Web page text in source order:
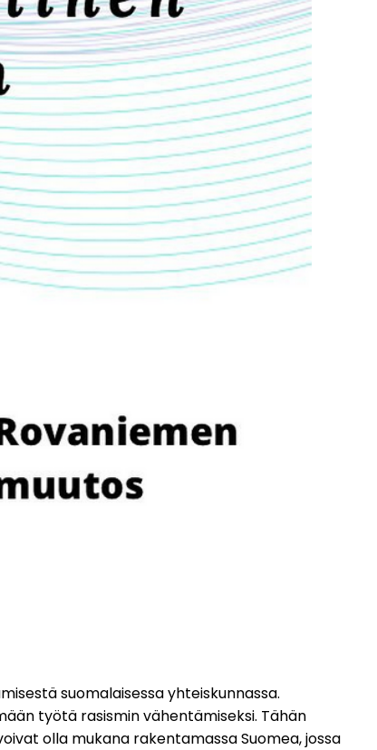
suomalaisessa yhteiskunnassa.
työtä rasismin vähentämiseksi. Tähän
olla mukana rakentamassa Suomea, jossa